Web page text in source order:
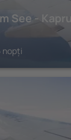
See -
nopți